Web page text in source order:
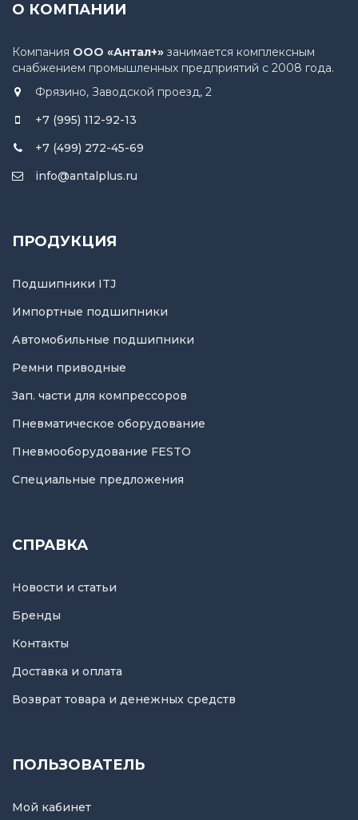
О КОМПАНИИ
Компания ООО «Антал+» занимается комплексным
снабжением промышленных предприятий с 2008 года.
Фрязино, Заводской проезд, 2
+7 (995) 112-92-13
+7 (499) 272-45-69
info@antalplus.ru
ПРОДУКЦИЯ
Подшипники ITJ
Импортные подшипники
Автомобильные подшипники
Ремни приводные
Зап. части для компрессоров
Пневматическое оборудование
Пневмооборудование FESTO
Специальные предложения
СПРАВКА
Новости и статьи
Бренды
Контакты
Доставка и оплата
Возврат товара и денежных средств
ПОЛЬЗОВАТЕЛЬ
Мой кабинет